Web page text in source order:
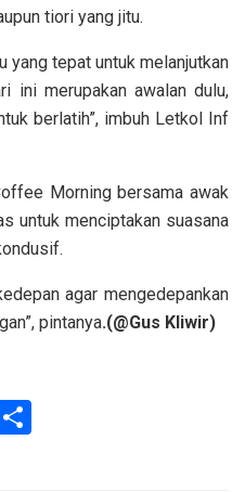
tiori yang jitu.
yang tepat untuk melanjutkan
ini merupakan awalan dulu,
berlatih”, imbuh Letkol Inf
Morning bersama awak
untuk menciptakan suasana
agar mengedepankan
pintanya.(@Gus Kliwir)